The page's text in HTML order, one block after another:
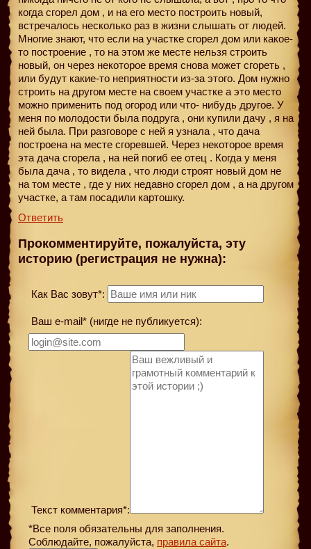
когда сгорел дом , и на его место построить новый,
встречалось несколько раз в жизни слышать от людей.
Многие знают, что если на участке сгорел дом или какое-
то построение , то на этом же месте нельзя строить
новый, он через некоторое время снова может сгореть ,
или будут какие-то неприятности из-за этого. Дом нужно
строить на другом месте на своем участке а это место
можно применить под огород или что- нибудь другое. У
меня по молодости была подруга , они купили дачу , я на
ней была. При разговоре с ней я узнала , что дача
построена на месте сгоревшей. Через некоторое время
эта дача сгорела , на ней погиб ее отец . Когда у меня
была дача , то видела , что люди строят новый дом не
на том месте , где у них недавно сгорел дом , а на другом
участке, а там посадили картошку.
Ответить
Прокомментируйте, пожалуйста, эту
историю (регистрация не нужна):
Как Вас зовут*:
Ваш e-mail* (нигде не публикуется):
Текст комментария*:
*Все поля обязательны для заполнения.
Соблюдайте, пожалуйста, правила сайта.